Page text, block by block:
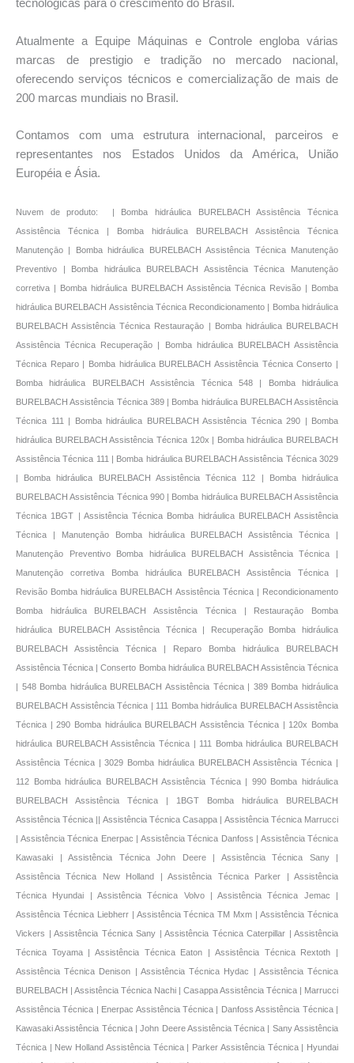
tecnológicas para o crescimento do Brasil.
Atualmente a Equipe Máquinas e Controle engloba várias
marcas de prestigio e tradição no mercado nacional,
oferecendo serviços técnicos e comercialização de mais de
200 marcas mundiais no Brasil.
Contamos com uma estrutura internacional, parceiros e
representantes nos Estados Unidos da América, União
Européia e Ásia.
Nuvem de produto: | Bomba hidráulica BURELBACH Assistência Técnica
Assistência Técnica | Bomba hidráulica BURELBACH Assistência Técnica
Manutençāo | Bomba hidráulica BURELBACH Assistência Técnica Manutençāo
Preventivo | Bomba hidráulica BURELBACH Assistência Técnica Manutençāo
corretiva | Bomba hidráulica BURELBACH Assistência Técnica Revisão | Bomba
hidráulica BURELBACH Assistência Técnica Recondicionamento | Bomba hidráulica
BURELBACH Assistência Técnica Restauraçāo | Bomba hidráulica BURELBACH
Assistência Técnica Recuperação | Bomba hidráulica BURELBACH Assistência
Técnica Reparo | Bomba hidráulica BURELBACH Assistência Técnica Conserto |
Bomba hidráulica BURELBACH Assistência Técnica 548 | Bomba hidráulica
BURELBACH Assistência Técnica 389 | Bomba hidráulica BURELBACH Assistência
Técnica 111 | Bomba hidráulica BURELBACH Assistência Técnica 290 | Bomba
hidráulica BURELBACH Assistência Técnica 120x | Bomba hidráulica BURELBACH
Assistência Técnica 111 | Bomba hidráulica BURELBACH Assistência Técnica 3029
| Bomba hidráulica BURELBACH Assistência Técnica 112 | Bomba hidráulica
BURELBACH Assistência Técnica 990 | Bomba hidráulica BURELBACH Assistência
Técnica 1BGT | Assistência Técnica Bomba hidráulica BURELBACH Assistência
Técnica | Manutençāo Bomba hidráulica BURELBACH Assistência Técnica |
Manutençāo Preventivo Bomba hidráulica BURELBACH Assistência Técnica |
Manutençāo corretiva Bomba hidráulica BURELBACH Assistência Técnica |
Revisão Bomba hidráulica BURELBACH Assistência Técnica | Recondicionamento
Bomba hidráulica BURELBACH Assistência Técnica | Restauraçāo Bomba
hidráulica BURELBACH Assistência Técnica | Recuperação Bomba hidráulica
BURELBACH Assistência Técnica | Reparo Bomba hidráulica BURELBACH
Assistência Técnica | Conserto Bomba hidráulica BURELBACH Assistência Técnica
| 548 Bomba hidráulica BURELBACH Assistência Técnica | 389 Bomba hidráulica
BURELBACH Assistência Técnica | 111 Bomba hidráulica BURELBACH Assistência
Técnica | 290 Bomba hidráulica BURELBACH Assistência Técnica | 120x Bomba
hidráulica BURELBACH Assistência Técnica | 111 Bomba hidráulica BURELBACH
Assistência Técnica | 3029 Bomba hidráulica BURELBACH Assistência Técnica |
112 Bomba hidráulica BURELBACH Assistência Técnica | 990 Bomba hidráulica
BURELBACH Assistência Técnica | 1BGT Bomba hidráulica BURELBACH
Assistência Técnica || Assistência Técnica Casappa | Assistência Técnica Marrucci
| Assistência Técnica Enerpac | Assistência Técnica Danfoss | Assistência Técnica
Kawasaki | Assistência Técnica John Deere | Assistência Técnica Sany |
Assistência Técnica New Holland | Assistência Técnica Parker | Assistência
Técnica Hyundai | Assistência Técnica Volvo | Assistência Técnica Jemac |
Assistência Técnica Liebherr | Assistência Técnica TM Mxm | Assistência Técnica
Vickers | Assistência Técnica Sany | Assistência Técnica Caterpillar | Assistência
Técnica Toyama | Assistência Técnica Eaton | Assistência Técnica Rextoth |
Assistência Técnica Denison | Assistência Técnica Hydac | Assistência Técnica
BURELBACH | Assistência Técnica Nachi | Casappa Assistência Técnica | Marrucci
Assistência Técnica | Enerpac Assistência Técnica | Danfoss Assistência Técnica |
Kawasaki Assistência Técnica | John Deere Assistência Técnica | Sany Assistência
Técnica | New Holland Assistência Técnica | Parker Assistência Técnica | Hyundai